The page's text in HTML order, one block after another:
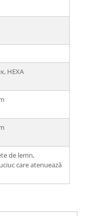
HEXA
de lemn,
care atenuează